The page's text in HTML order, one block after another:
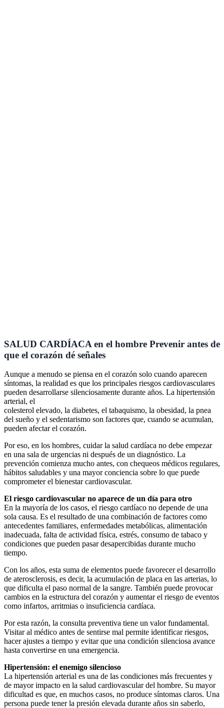
SALUD CARDÍACA en el hombre Prevenir antes de
que el corazón dé señales
Aunque a menudo se piensa en el corazón solo cuando aparecen
síntomas, la realidad es que los principales riesgos cardiovasculares
pueden desarrollarse silenciosamente durante años. La hipertensión
arterial, el
colesterol elevado, la diabetes, el tabaquismo, la obesidad, la pnea
del sueño y el sedentarismo son factores que, cuando se acumulan,
pueden afectar el corazón.
Por eso, en los hombres, cuidar la salud cardíaca no debe empezar
en una sala de urgencias ni después de un diagnóstico. La
prevención comienza mucho antes, con chequeos médicos regulares,
hábitos saludables y una mayor conciencia sobre lo que puede
comprometer el bienestar cardiovascular.
El riesgo cardiovascular no aparece de un día para otro
En la mayoría de los casos, el riesgo cardíaco no depende de una
sola causa. Es el resultado de una combinación de factores como
antecedentes familiares, enfermedades metabólicas, alimentación
inadecuada, falta de actividad física, estrés, consumo de tabaco y
condiciones que pueden pasar desapercibidas durante mucho
tiempo.
Con los años, esta suma de elementos puede favorecer el desarrollo
de aterosclerosis, es decir, la acumulación de placa en las arterias, lo
que dificulta el paso normal de la sangre. También puede provocar
cambios en la estructura del corazón y aumentar el riesgo de eventos
como infartos, arritmias o insuficiencia cardíaca.
Por esta razón, la consulta preventiva tiene un valor fundamental.
Visitar al médico antes de sentirse mal permite identificar riesgos,
hacer ajustes a tiempo y evitar que una condición silenciosa avance
hasta convertirse en una emergencia.
Hipertensión: el enemigo silencioso
La hipertensión arterial es una de las condiciones más frecuentes y
de mayor impacto en la salud cardiovascular del hombre. Su mayor
dificultad es que, en muchos casos, no produce síntomas claros. Una
persona puede tener la presión elevada durante años sin saberlo,